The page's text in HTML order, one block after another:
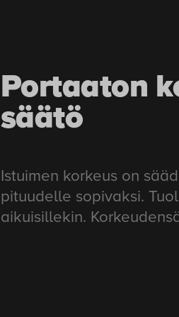
Portaaton
säätö
Istuimen korkeus on
pituudelle sopivaksi.
aikuisillekin.